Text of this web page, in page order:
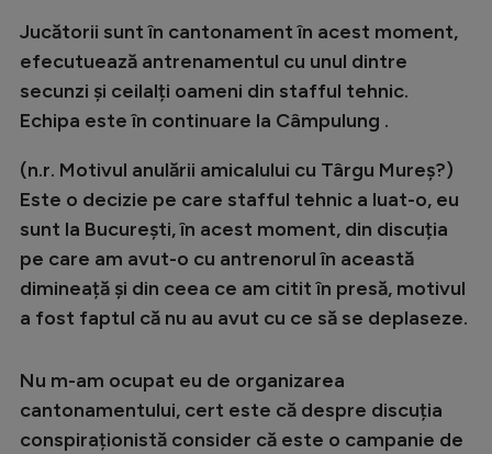
Jucătorii sunt în cantonament în acest moment,
efecutuează antrenamentul cu unul dintre
secunzi și ceilalți oameni din stafful tehnic.
Echipa este în continuare la Câmpulung .
(n.r. Motivul anulării amicalului cu Târgu Mureș?)
Este o decizie pe care stafful tehnic a luat-o, eu
sunt la București, în acest moment, din discuția
pe care am avut-o cu antrenorul în această
dimineață și din ceea ce am citit în presă, motivul
a fost faptul că nu au avut cu ce să se deplaseze.
Nu m-am ocupat eu de organizarea
cantonamentului, cert este că despre discuția
conspiraționistă consider că este o campanie de